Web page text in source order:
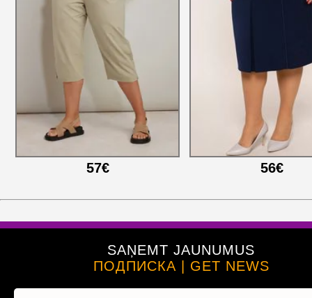
57€ 56€
SAŅEMT JAUNUMUS
ПОДПИСКА | GET NEWS